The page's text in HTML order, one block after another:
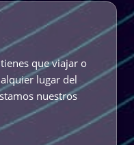
que viajar o
lugar del
nuestros